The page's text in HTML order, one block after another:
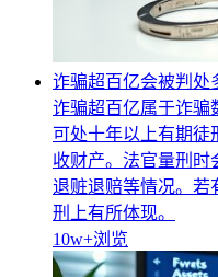
诈骗超百亿会被判处
诈骗超百亿属于诈骗
可处十年以上有期徒
收财产。法官量刑时
退赃退赔等情况。若
刑上有所体现。
10w+浏览